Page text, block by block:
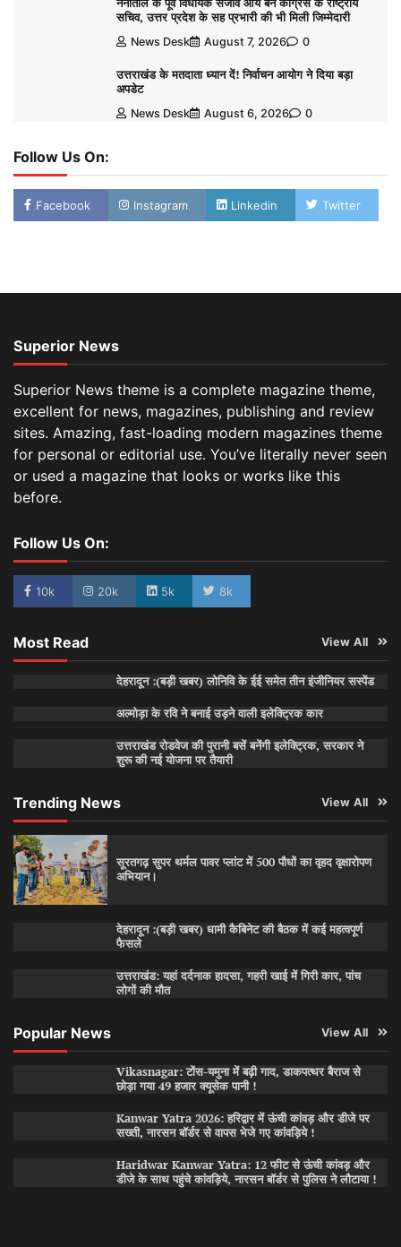
सचिव, उत्तर प्रदेश के सह प्रभारी की भी मिली जिम्मेदारी
News Desk August 7, 2026 0
उत्तराखंड के मतदाता ध्यान दें! निर्वाचन आयोग ने दिया बड़ा
अपडेट
News Desk August 6, 2026 0
Follow Us On:
Facebook Instagram Linkedin Twitter
Superior News
Superior News theme is a complete magazine theme,
excellent for news, magazines, publishing and review
sites. Amazing, fast-loading modern magazines theme
for personal or editorial use. You’ve literally never seen
or used a magazine that looks or works like this
before.
Follow Us On:
10k 20k 5k 8k
Most Read View All
देहरादून :(बड़ी खबर) लोनिवि के ईई समेत तीन इंजीनियर सस्पेंड
अल्मोड़ा के रवि ने बनाई उड़ने वाली इलेक्ट्रिक कार
उत्तराखंड रोडवेज की पुरानी बसें बनेंगी इलेक्ट्रिक, सरकार ने
शुरू की नई योजना पर तैयारी
Trending News View All
सूरतगढ़ सुपर थर्मल पावर प्लांट में 500 पौधों का वृहद वृक्षारोपण
अभियान।
देहरादून :(बड़ी खबर) धामी कैबिनेट की बैठक में कई महत्वपूर्ण
फैसले
उत्तराखंड: यहां दर्दनाक हादसा, गहरी खाई में गिरी कार, पांच
लोगों की मौत
Popular News View All
Vikasnagar: टोंस-यमुना में बढ़ी गाद, डाकपत्थर बैराज से
छोड़ा गया 49 हजार क्यूसेक पानी !
Kanwar Yatra 2026: हरिद्वार में ऊंची कांवड़ और डीजे पर
सख्ती, नारसन बॉर्डर से वापस भेजे गए कांवड़िये !
Haridwar Kanwar Yatra: 12 फीट से ऊंची कांवड़ और
डीजे के साथ पहुंचे कांवड़िये, नारसन बॉर्डर से पुलिस ने लौटाया !